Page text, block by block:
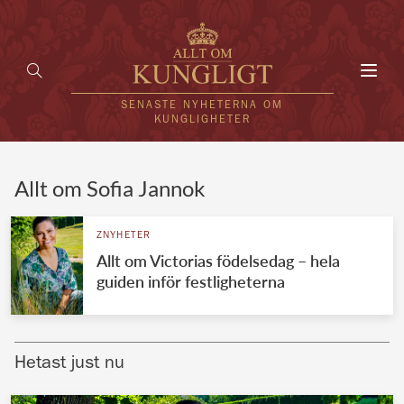
SENASTE NYHETERNA OM
KUNGLIGHETER
UTLÄNDSKT
VÄRLDENS KUNGAHUS
Brittiska kungahuset
Allt om Sofia Jannok
ZNYHETER
Allt om Victorias födelsedag – hela
guiden inför festligheterna
Hetast just nu